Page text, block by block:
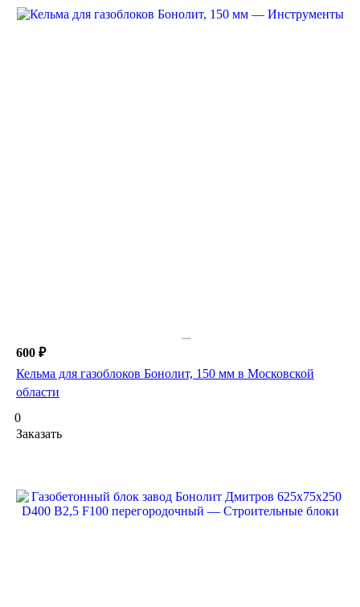
600 ₽
Кельма для газоблоков Бонолит, 150 мм в Московской
области
0
Заказать